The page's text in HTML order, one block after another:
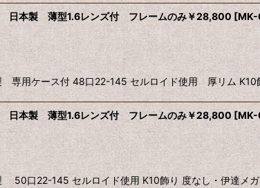
本製 薄型1.6レンズ付 フレームのみ￥28,800 [
用ケース付 48口22-145 セルロイド使用 厚リム K10
本製 薄型1.6レンズ付 フレームのみ￥28,800 [
口22-145 セルロイド使用 K10飾り 度なし・伊達メガ